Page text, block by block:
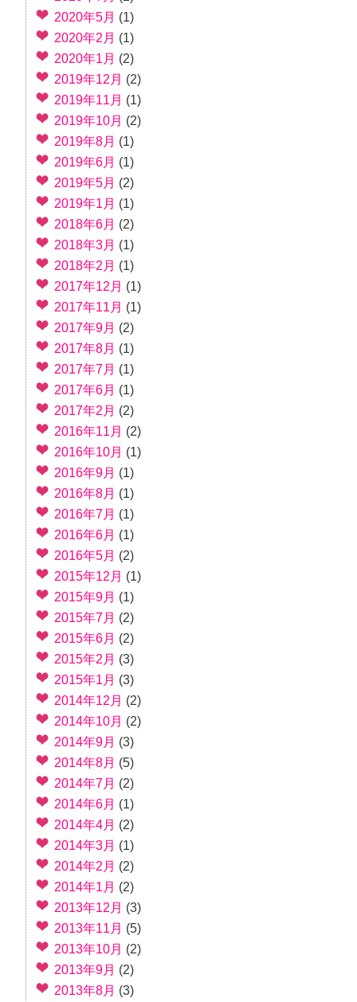
2020年5月 (1)
2020年2月 (1)
2020年1月 (2)
2019年12月 (2)
2019年11月 (1)
2019年10月 (2)
2019年8月 (1)
2019年6月 (1)
2019年5月 (2)
2019年1月 (1)
2018年6月 (2)
2018年3月 (1)
2018年2月 (1)
2017年12月 (1)
2017年11月 (1)
2017年9月 (2)
2017年8月 (1)
2017年7月 (1)
2017年6月 (1)
2017年2月 (2)
2016年11月 (2)
2016年10月 (1)
2016年9月 (1)
2016年8月 (1)
2016年7月 (1)
2016年6月 (1)
2016年5月 (2)
2015年12月 (1)
2015年9月 (1)
2015年7月 (2)
2015年6月 (2)
2015年2月 (3)
2015年1月 (3)
2014年12月 (2)
2014年10月 (2)
2014年9月 (3)
2014年8月 (5)
2014年7月 (2)
2014年6月 (1)
2014年4月 (2)
2014年3月 (1)
2014年2月 (2)
2014年1月 (2)
2013年12月 (3)
2013年11月 (5)
2013年10月 (2)
2013年9月 (2)
2013年8月 (3)